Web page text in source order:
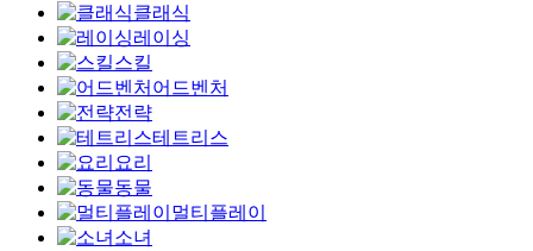
클래식
레이싱
스킬
어드벤처
전략
테트리스
요리
동물
멀티플레이
소녀